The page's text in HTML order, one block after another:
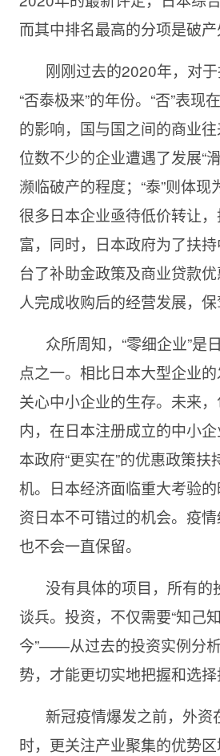
而其中排名最高的分项是破产
刚刚过去的2020年，对
“否泰极来”的年份。“否”表现
的影响，国与国之间的商业往
位数不少的企业遭遇了发展“
濒临破产的程度；“泰”则体现
很多日本企业亟待低价转让
富，同时，日本政府为了扶
台了补助金政策及商业贷款
人完成收购后的经营发展，保
众所周知，“零细企业”是
点之一。相比日本大型企业
关心中小企业的生存。未来
内，在日本注册成立的中小
本政府“更实在”的优惠政策
机。日本经济面临重大考验
资日本不可错过的机会。疫
也不会一直保留。
没有具体的项目，所有的
谈兵。投资，不仅需要“知己
今”——从过去的投资实例分
势，才能更切实地把握和选择
新冠疫情爆发之前，外资
时，更关注产业聚集的优势